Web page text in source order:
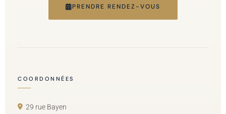
PRENDRE RENDEZ-VOUS
COORDONNÉES
29 rue Bayen